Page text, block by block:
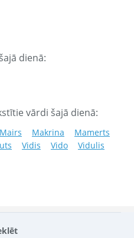
dienā:
vārdi šajā dienā:
Mairs Makrina
Mamerts
Vidis Vido
Vidulis